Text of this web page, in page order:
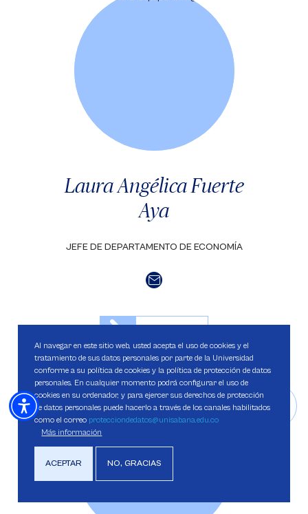
Laura Angélica Fuerte
Aya
JEFE DE DEPARTAMENTO DE ECONOMÍA
Al navegar en este sitio web, usted acepta el uso de cookies y el
tratamiento de sus datos personales por parte de la Universidad
conforme a su política de cookies y la política de protección de datos
personales. En cualquier momento podrá configurar el uso de
cookies en su ordenador, y para ejercer sus derechos de protección
de datos personales puede hacerlo a través de los canales habilitados
como el correo protecciondedatos@unisabana.edu.co
Más información
ACEPTAR NO, GRACIAS